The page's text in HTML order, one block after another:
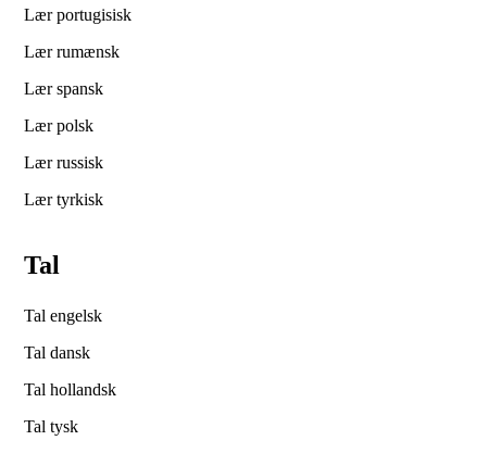
Lær portugisisk
Lær rumænsk
Lær spansk
Lær polsk
Lær russisk
Lær tyrkisk
Tal
Tal engelsk
Tal dansk
Tal hollandsk
Tal tysk